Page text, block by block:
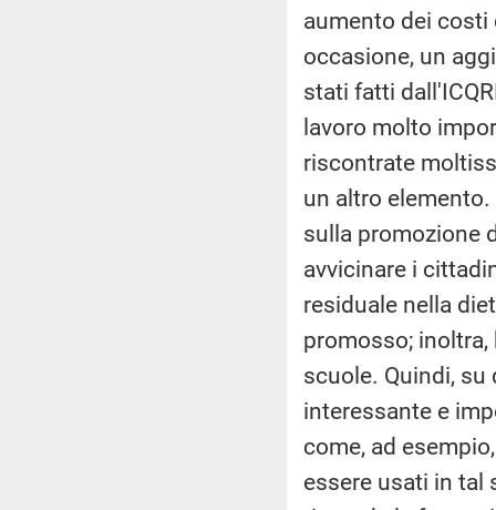
aumento dei costi
occasione, un
stati fatti
lavoro molto
riscontrate
un altro
sulla promozione
avvicinare i
residuale nella
promosso;
scuole. Quindi,
interessante e
come, ad
essere usati in tal